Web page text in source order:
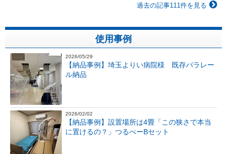
過去の記事111件を見る
使用事例
2026/05/29
【納品事例】埼玉よりい病院様 既存パラレー
ル納品
2026/02/02
【納品事例】設置場所は4畳「この狭さで本当
に置けるの？」つるべーBセット